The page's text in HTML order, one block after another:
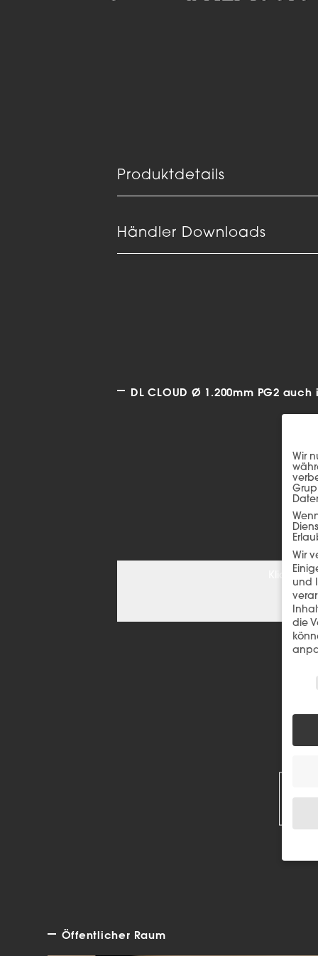
Produktdetails
Händler Downloads
DL CLOUD Ø 1.200mm PG2
Klicken
Öffentlicher Raum
Wir
Wir
und
die